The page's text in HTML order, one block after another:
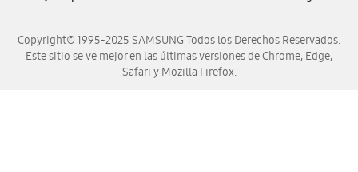
Samsung Venezuela
Copyright© 1995-2025 SAMSUNG Todos los Derechos Reservados.
Este sitio se ve mejor en las últimas versiones de Chrome, Edge,
Safari y Mozilla Firefox.